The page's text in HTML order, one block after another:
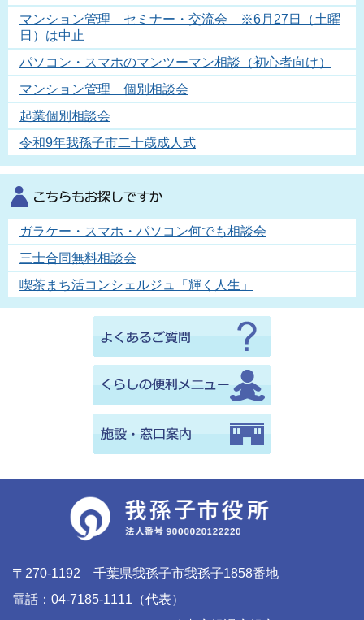
マンション管理 セミナー・交流会 ※6月27日（土曜
日）は中止
パソコン・スマホのマンツーマン相談（初心者向け）
マンション管理 個別相談会
起業個別相談会
令和9年我孫子市二十歳成人式
ガラケー・スマホ・パソコン何でも相談会
三士合同無料相談会
喫茶まち活コンシェルジュ「輝く人生」
〒270-1192 千葉県我孫子市我孫子1858番地
電話：04-7185-1111（代表）